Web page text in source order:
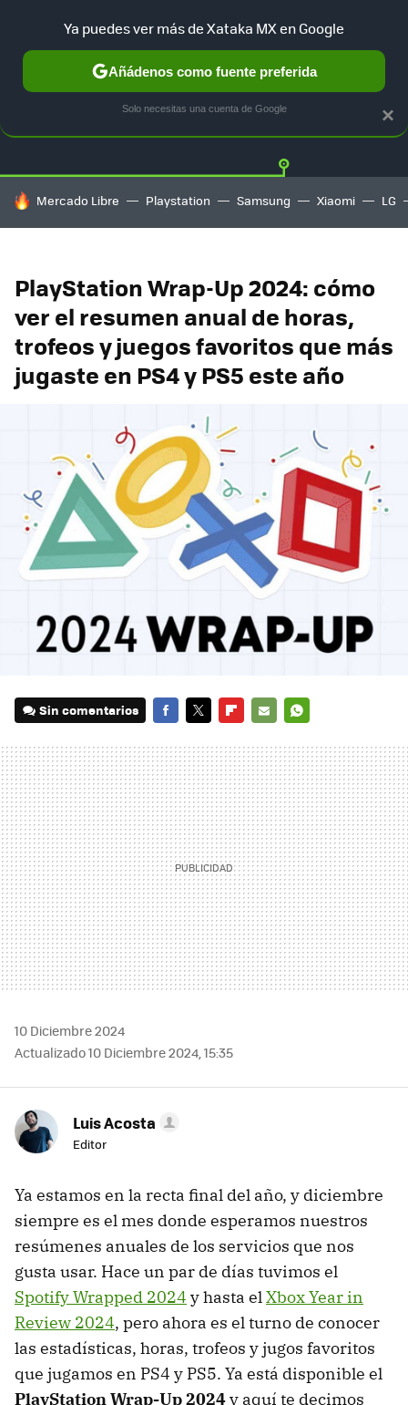
Twitter
HOY SE HABLA DE
Mercado Libre Playstation Samsung Xiaomi LG
PlayStation Wrap-Up 2024: cómo
ver el resumen anual de horas,
trofeos y juegos favoritos que más
jugaste en PS4 y PS5 este año
Sin comentarios
MAIL
10 Diciembre 2024
Actualizado 10 Diciembre 2024, 15:35
Luis Acosta
Editor
Ya estamos en la recta final del año, y diciembre
siempre es el mes donde esperamos nuestros
resúmenes anuales de los servicios que nos
gusta usar. Hace un par de días tuvimos el
Spotify Wrapped 2024 y hasta elXbox Year in
Review 2024, pero ahora es el turno de conocer
las estadísticas, horas, trofeos y jugos favoritos
que jugamos en PS4 y PS5. Ya está disponible el
PlayStation Wrap-Up 2024y aquí te decimos
×
Ya puedes ver más de Xataka MX en Google
Añádenos como fuente preferida
Solo necesitas una cuenta de Google